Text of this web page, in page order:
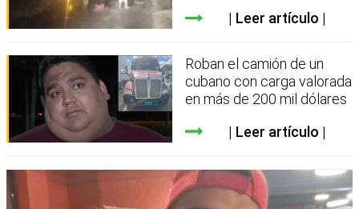
Leer artículo
Roban el camión de un
cubano con carga valorada
en más de 200 mil dólares
Leer artículo